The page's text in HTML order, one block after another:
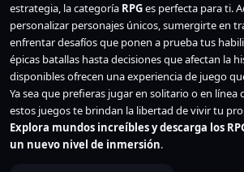
estrategia, la categoría RPGes perfecta para ti.
personalizar personajes únicos, sumergirte en
enfrentar desafíos que ponen a prueba tus
épicas batallas hasta decisiones que afectan la
disponibles ofrecen una experiencia de juego
Ya sea que prefieras jugar en solitario o en
estos juegos te brindan la libertad de vivir tu
Explora mundos increíbles y descarga los
un nuevo nivel de inmersión.